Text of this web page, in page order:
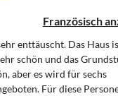
Französisch
enttäuscht. Das Haus
schön und das
aber es wird für sechs
Für diese